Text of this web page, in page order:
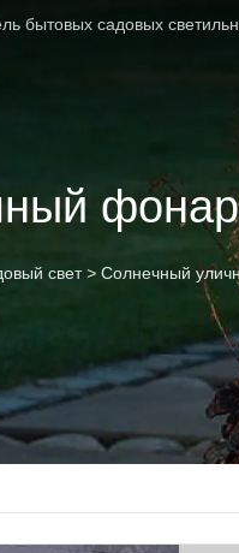
бытовых садовых
свет > Солнечный